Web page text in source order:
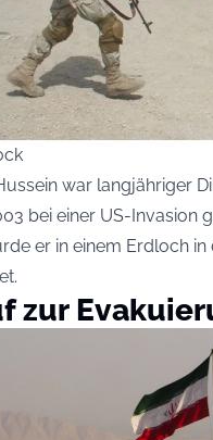
war langjähriger
bei einer US-Invasion
er in einem Erdloch
zur